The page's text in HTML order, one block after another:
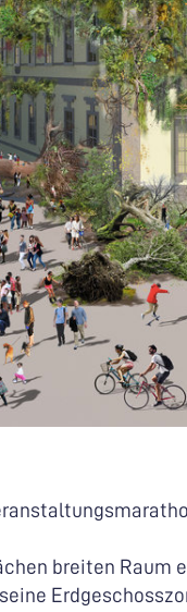
breiten Raum